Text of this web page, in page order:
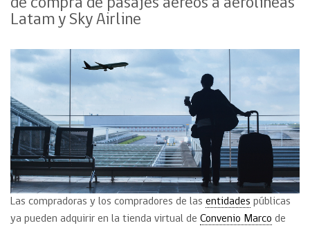
de compra de pasajes aéreos a aerolíneas
Latam y Sky Airline
Las compradoras y los compradores de las entidades públicas
ya pueden adquirir en la tienda virtual de Convenio Marco de